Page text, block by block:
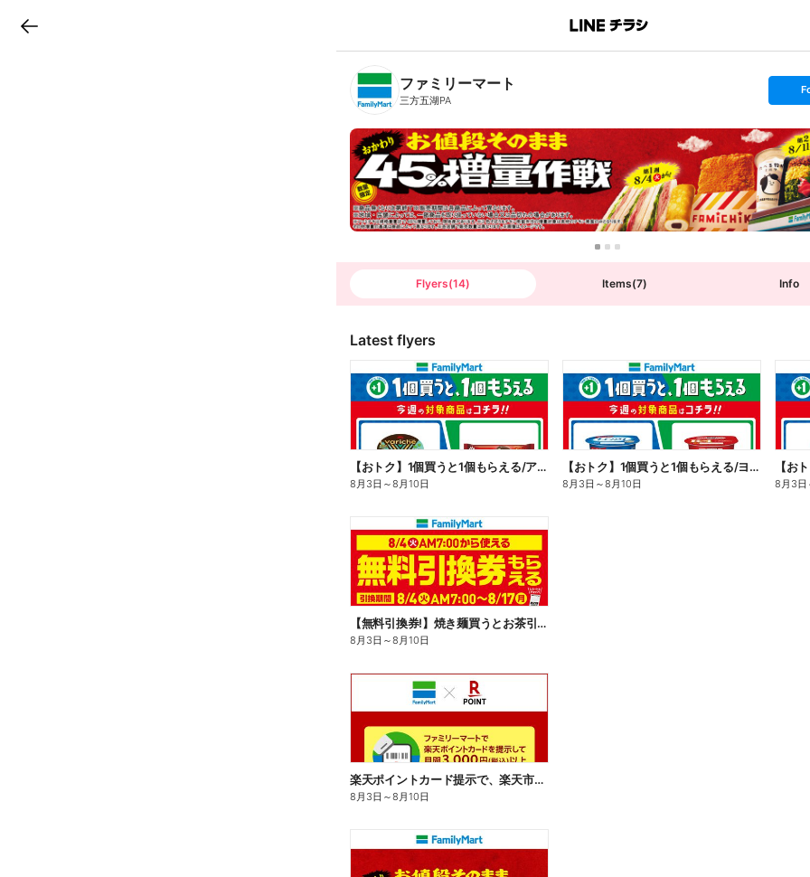
B
n
T
ファミリーマート
三方五湖PA
s
t
o
l
l
o
w
Flyers(14) Items(7) Info
Latest flyers
【おトク】1個買うと1個もらえる/アイス
8月3日 ～8月10日
【おトク】1個買うと1個もらえる/ヨーグルト
8月3日 ～8月10日
【お
8月3日
【無料引換券!】焼き麺買うとお茶引換券貰える!
8月3日 ～8月10日
楽天ポイントカード提示で、楽天市場でのお買い物がおトクに!
8月3日 ～8月10日